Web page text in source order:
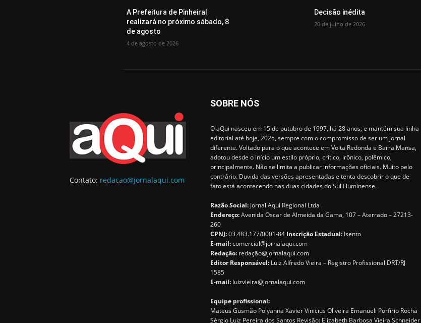
A Prefeitura de Pinheiral
realizará no próximo sábado, 8
de agosto
4 de agosto de 2026
Decisão inédita
20 de julho de 2026
Contato: redacao@jornalaqui.com
SOBRE NÓS
O aQui nasceu em 15 de outubro de 1997, há 28 anos, e mantém sua linha
editorial até hoje, 2025, sempre com o compromisso de ser um jornal
diferente. Voltado para o que acontece em Volta Redonda e Barra Mansa,
adotou desde o início um estilo próprio, crítico, irônico, polêmico,
principalmente. Não se limita a publicar informações oficiais. Muito pelo
contrário. Duvida das versões apresentadas e tenta descobrir o que de
fato está acontecendo nas duas cidades do Sul Fluminense.
Razão Social: Jornal Aqui Regional Ltda
Endereço:Avenida Oscar de Almeida da Gama, 107 – Aterrado – 27213-
260
CPNJ:03.483.177/0001-84 Inscrição Estadual: Isento
E-mail:comercial@jornalaqui.com
Redação: redação@jornalaqui.com
Editor Responsável: Luiz Alfredo Vieira – Registro Profissional DRT/RJ
1585
E-mail: luizvieira@jornalaqui.com
Equipe profissional:
Mateus Gusmão Polyanna Xavier Vinicius Oliveira Emanueli Porfírio Rocha
Sérgio Luiz Pereira dos Santos Revisão: Elizabeth Barbosa Vieira Schneider